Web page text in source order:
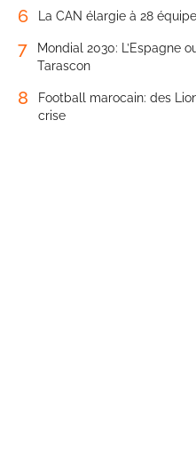
6 La CAN élargie à 28
7
Mondial 2030: L’Espagne
Tarascon
8
Football marocain: des
crise